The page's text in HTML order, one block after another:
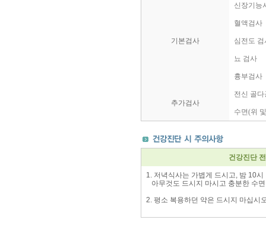
기본검사
신장기능
혈액검사
심전도 검
뇨 검사
흉부검사
추가검사
전신 골
수면(위
건강진단
1. 저녁식사는 가볍게 드시고, 밤 10
아무것도 드시지 마시고 충분한 수
2. 평소 복용하던 약은 드시지 마십시